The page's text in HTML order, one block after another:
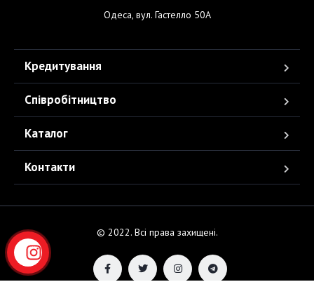
Одеса, вул. Гастелло 50А
Кредитування
Співробітництво
Каталог
Контакти
© 2022. Всі права захищені.